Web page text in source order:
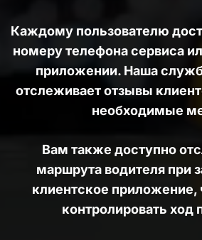
Каждому пользователю
номеру телефона сервиса
приложении. Наша
отслеживает отзывы
необходимые
Вам также доступно
маршрута водителя при
клиентское приложение,
контролировать ход